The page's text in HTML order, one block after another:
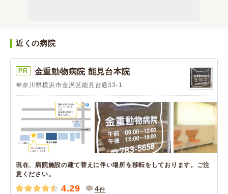
近くの病院
PR 金重動物病院 能見台本院
神奈川県横浜市金沢区能見台通33-1
現在、病院施設の建て替えに伴い場所を移転をしております。ご注
意ください。
4.29 4件